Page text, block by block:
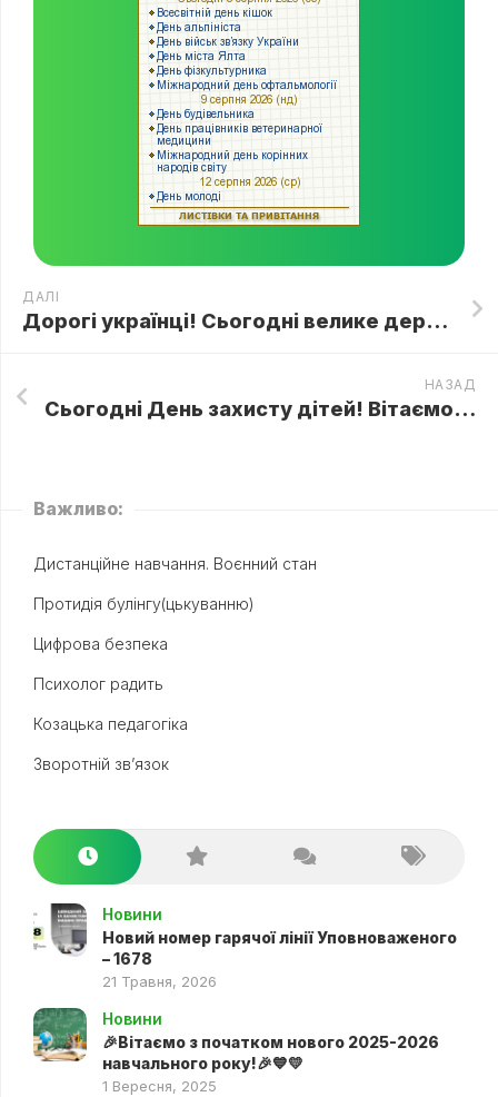
ДАЛІ
Дорогі українці! Сьогодні велике державне свято – День Конституції України!
НАЗАД
Сьогодні День захисту дітей! Вітаємо всіх зі святом! Бажаємо бачити дітей щасливими, радісними. Хай постійно лунає дзвінкий радісний сміх наших дітей!
Важливо:
Дистанційне навчання. Воєнний стан
Протидія булінгу(цькуванню)
Цифрова безпека
Психолог радить
Козацька педагогіка
Зворотній зв’язок
Новини
Новий номер гарячої лінії Уповноваженого
– 1678
21 Травня, 2026
Новини
🎉Вітаємо з початком нового 2025-2026
навчального року!🎉💙💛
1 Вересня, 2025